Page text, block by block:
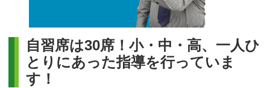
自習席は30席！小・中・高、一人ひ
とりにあった指導を行っていま
す！